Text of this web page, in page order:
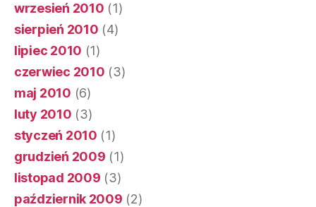
wrzesień 2010 (1)
sierpień 2010 (4)
lipiec 2010 (1)
czerwiec 2010 (3)
maj 2010 (6)
luty 2010 (3)
styczeń 2010 (1)
grudzień 2009 (1)
listopad 2009 (3)
październik 2009 (2)